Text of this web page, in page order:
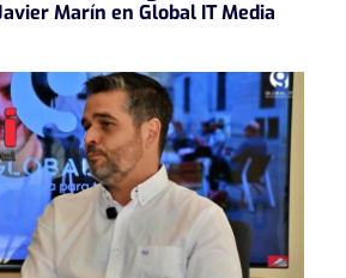
Marín en Global IT Media